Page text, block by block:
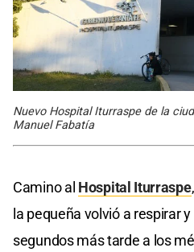
Nuevo Hospital Iturraspe de la
Manuel Fabatía
Camino al Hospital Iturraspe
la pequeña volvió a respirar
segundos más tarde a los